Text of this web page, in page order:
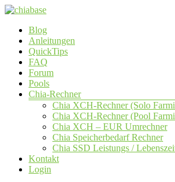
Zum
springen
chiabase
CHIA
Info-
Community
Seite
Menü
Blog
Anleitungen
QuickTips
FAQ
Forum
Pools
Chia-Rechner
Chia XCH-Rechner (Solo
Chia XCH-Rechner (Pool
Chia XCH – EUR Umrechner
Chia Speicherbedarf Rechner
Chia SSD Leistungs /
Kontakt
Login